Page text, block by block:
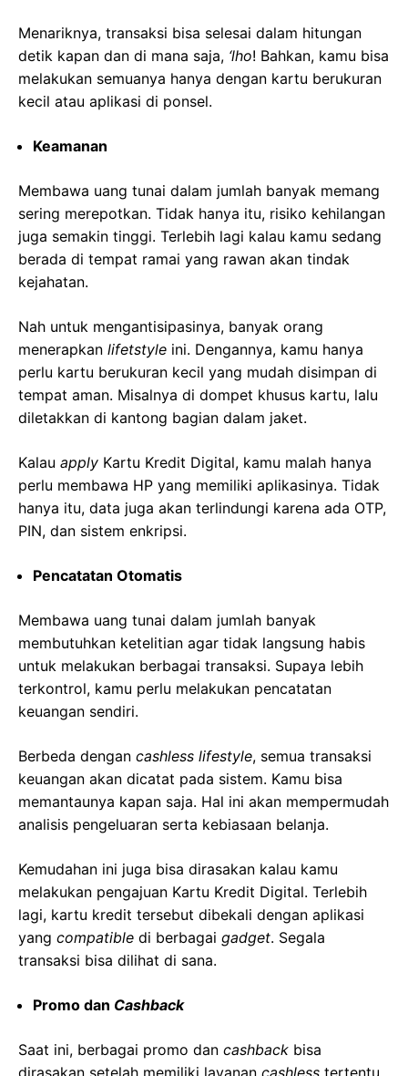
Menariknya, transaksi bisa selesai dalam hitungan
detik kapan dan di mana saja, ‘lho! Bahkan, kamu bisa
melakukan semuanya hanya dengan kartu berukuran
kecil atau aplikasi di ponsel.
Keamanan
Membawa uang tunai dalam jumlah banyak memang
sering merepotkan. Tidak hanya itu, risiko kehilangan
juga semakin tinggi. Terlebih lagi kalau kamu sedang
berada di tempat ramai yang rawan akan tindak
kejahatan.
Nah untuk mengantisipasinya, banyak orang
menerapkan lifetstyle ini. Dengannya, kamu hanya
perlu kartu berukuran kecil yang mudah disimpan di
tempat aman. Misalnya di dompet khusus kartu, lalu
diletakkan di kantong bagian dalam jaket.
Kalau apply Kartu Kredit Digital, kamu malah hanya
perlu membawa HP yang memiliki aplikasinya. Tidak
hanya itu, data juga akan terlindungi karena ada OTP,
PIN, dan sistem enkripsi.
Pencatatan Otomatis
Membawa uang tunai dalam jumlah banyak
membutuhkan ketelitian agar tidak langsung habis
untuk melakukan berbagai transaksi. Supaya lebih
terkontrol, kamu perlu melakukan pencatatan
keuangan sendiri.
Berbeda dengan cashless lifestyle, semua transaksi
keuangan akan dicatat pada sistem. Kamu bisa
memantaunya kapan saja. Hal ini akan mempermudah
analisis pengeluaran serta kebiasaan belanja.
Kemudahan ini juga bisa dirasakan kalau kamu
melakukan pengajuan Kartu Kredit Digital. Terlebih
lagi, kartu kredit tersebut dibekali dengan aplikasi
yang compatible di berbagai gadget. Segala
transaksi bisa dilihat di sana.
Promo dan Cashback
Saat ini, berbagai promo dan cashback bisa
dirasakan setelah memiliki layanan cashless tertentu.